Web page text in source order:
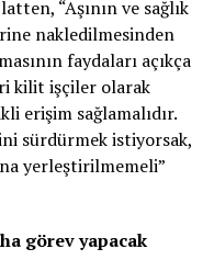
“Aşının ve sağlık
nakledilmesinden
faydaları açıkça
kilit işçiler olarak
erişim sağlamalıdır.
sürdürmek istiyorsak,
yerleştirilmemeli”
görev yapacak